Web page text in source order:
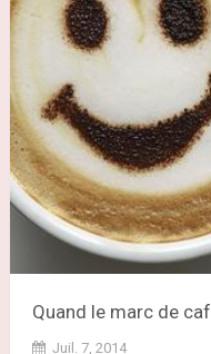
Quand le marc de
Juil. 7, 2014